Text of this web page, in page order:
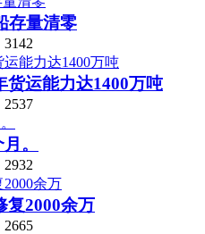
存量清零
货运能力达1400万吨
。
复2000余万